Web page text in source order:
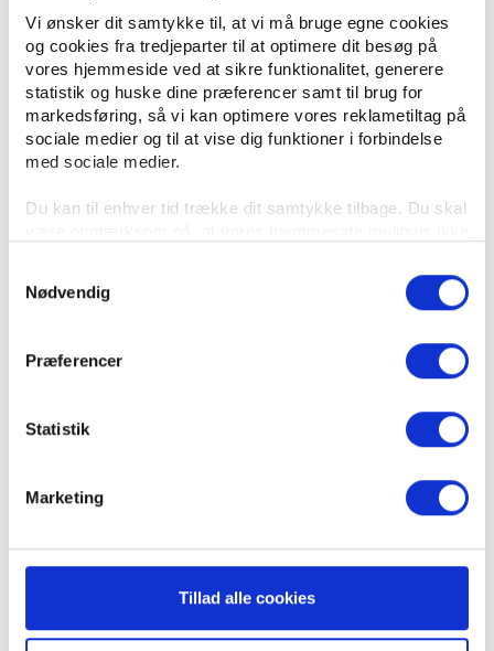
Vi ønsker dit samtykke til, at vi må bruge egne cookies
og cookies fra tredjeparter til at optimere dit besøg på
vores hjemmeside ved at sikre funktionalitet, generere
statistik og huske dine præferencer samt til brug for
markedsføring, så vi kan optimere vores reklametiltag på
sociale medier og til at vise dig funktioner i forbindelse
med sociale medier.
Du kan til enhver tid trække dit samtykke tilbage. Du skal
tilbagetrækker et samtykke. Du kan læse mere om vores
brug af cookies og behandling af dine personoplysninger i
Nødvendig
Præferencer
Statistik
Marketing
Tillad alle cookies
Eurowoman
Mehr aus diesem Genre
Neue Suche durchführen